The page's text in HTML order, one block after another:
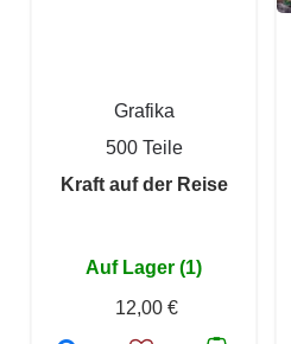
Grafika
500 Teile
Kraft auf der Reise
Auf Lager (1)
12,00 €